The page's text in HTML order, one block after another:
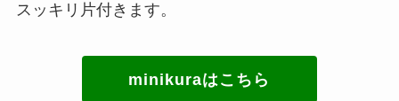
スッキリ片付きます。
minikuraはこちら